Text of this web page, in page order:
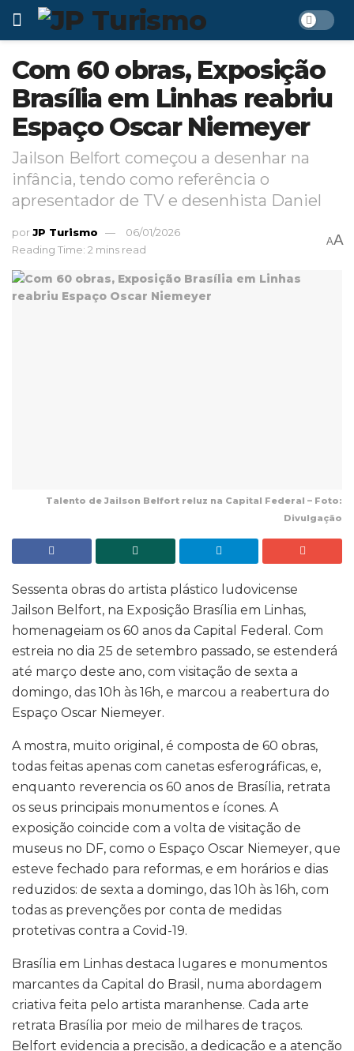
Com 60 obras, Exposição
Brasília em Linhas reabriu
Espaço Oscar Niemeyer
Jailson Belfort começou a desenhar na
infância, tendo como referência o
apresentador de TV e desenhista Daniel
porJP Turismo
06/01/2026
Reading Time: 2 mins read
AA
Talento de Jailson Belfort reluz na Capital Federal – Foto:
Divulgação
Sessenta obras do artista plástico ludovicense
Jailson Belfort, na Exposição Brasília em Linhas,
homenageiam os 60 anos da Capital Federal. Com
estreia no dia 25 de setembro passado, se estenderá
até março deste ano, com visitação de sexta a
domingo, das 10h às 16h, e marcou a reabertura do
Espaço Oscar Niemeyer.
A mostra, muito original, é composta de 60 obras,
todas feitas apenas com canetas esferográficas, e,
enquanto reverencia os 60 anos de Brasília, retrata
os seus principais monumentos e ícones. A
exposição coincide com a volta de visitação de
museus no DF, como o Espaço Oscar Niemeyer, que
esteve fechado para reformas, e em horários e dias
reduzidos: de sexta a domingo, das 10h às 16h, com
todas as prevenções por conta de medidas
protetivas contra a Covid-19.
Brasília em Linhas destaca lugares e monumentos
marcantes da Capital do Brasil, numa abordagem
criativa feita pelo artista maranhense. Cada arte
retrata Brasília por meio de milhares de traços.
Belfort evidencia a precisão, a dedicação e a atenção